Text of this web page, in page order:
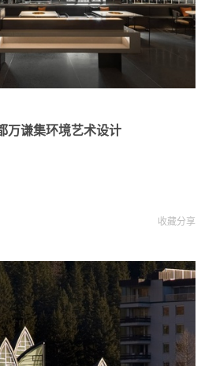
万谦集环境艺术设计
收藏分享